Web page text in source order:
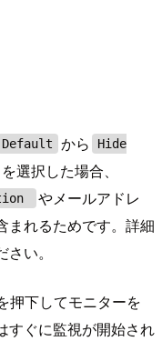
Default から
Hide
を選択した場合、
やメールアドレ
まれるためです。詳細
い。
押下してモニターを
すぐに監視が開始され